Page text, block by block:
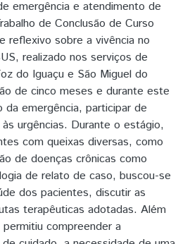
emergência e atendimento de
de Conclusão de Curso
reflexivo sobre a vivência no
realizado nos serviços de
do Iguaçu e São Miguel do
de cinco meses e durante este
emergência, participar de
urgências. Durante o estágio,
com queixas diversas, como
de doenças crônicas como
de relato de caso, buscou-se
dos pacientes, discutir as
terapêuticas adotadas. Além
compreender a